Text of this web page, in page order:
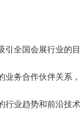
全国会展行业的
务合作伙伴关系，
业趋势和前沿技